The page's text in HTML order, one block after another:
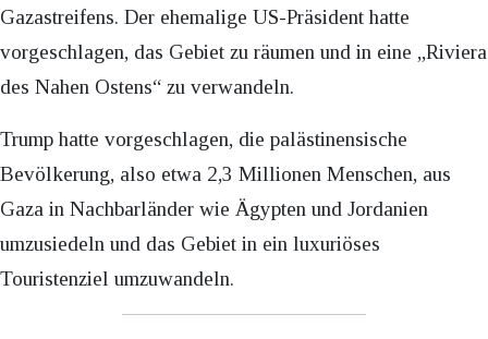
Gazastreifens. Der ehemalige US-Präsident hatte
vorgeschlagen, das Gebiet zu räumen und in eine „Riviera
des Nahen Ostens“ zu verwandeln.
Trump hatte vorgeschlagen, die palästinensische
Bevölkerung, also etwa 2,3 Millionen Menschen, aus
Gaza in Nachbarländer wie Ägypten und Jordanien
umzusiedeln und das Gebiet in ein luxuriöses
Touristenziel umzuwandeln.